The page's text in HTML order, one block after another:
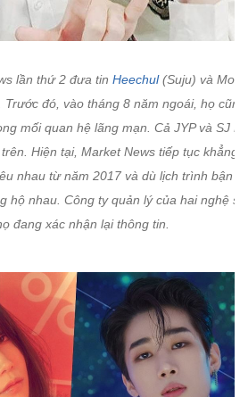
lần thứ 2 đưa tin Heechul(Suju) và
Trước đó, vào tháng 8 năm ngoái, họ
mối quan hệ lãng mạn. Cả JYP và SJ
Hiện tại, Market News tiếp tục khẳng
nhau từ năm 2017 và dù lịch trình bận
hộ nhau. Công ty quản lý của hai nghệ sĩ
đang xác nhận lại thông tin.